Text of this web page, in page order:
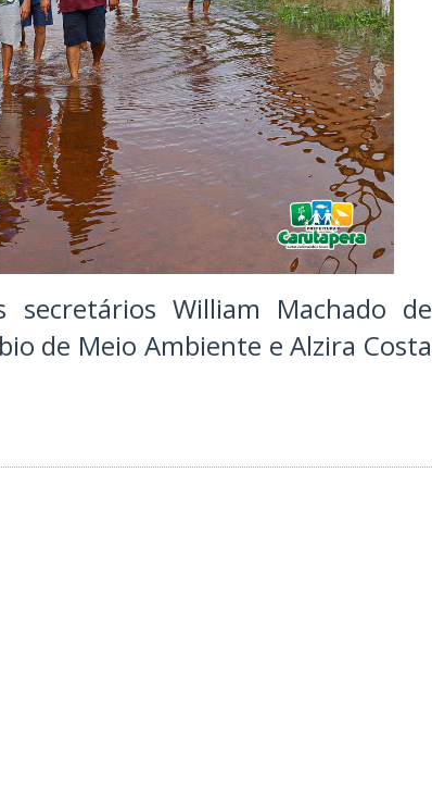
secretários William Machado de
de Meio Ambiente e Alzira Costa